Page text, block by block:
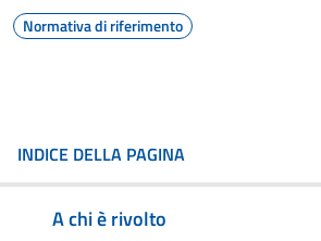
Normativa di riferimento
INDICE DELLA PAGINA
A chi è rivolto